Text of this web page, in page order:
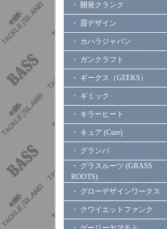
・ 開発クランク
・ 霞デザイン
・ カハラジャパン
・ ガンクラフト
・ ギークス（GEEKS）
・ ギミック
・ キラーヒート
・ キュア (Cure)
・ グランパ
・ グラスルーツ (GRASS
ROOTS)
・ グローデザインワークス
・ クワイエットファンク